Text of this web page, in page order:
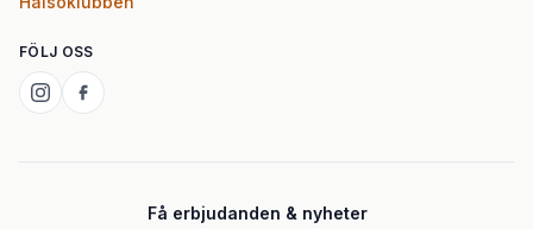
FÖLJ OSS
Få erbjudanden & nyheter